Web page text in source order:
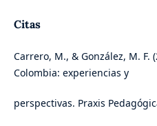
Citas
Carrero, M., & González, M. F.
Colombia: experiencias y
perspectivas. Praxis